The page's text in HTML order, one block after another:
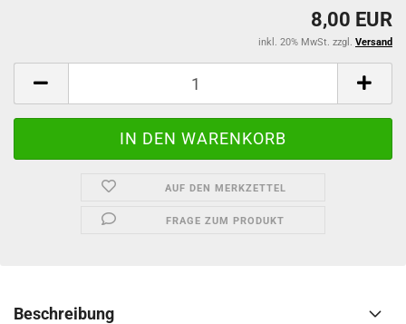
8,00 EUR
inkl. 20% MwSt. zzgl. Versand
AUF DEN MERKZETTEL
FRAGE ZUM PRODUKT
Beschreibung